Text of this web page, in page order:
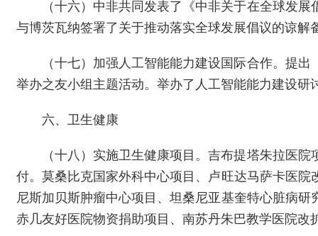
（十六）中非共同发表了《中非关于在全球发
与博茨瓦纳签署了关于推动落实全球发展倡议的谅
（十七）加强人工智能能力建设国际合作。提
举办之友小组主题活动。举办了人工智能能力建设
六、卫生健康
（十八）实施卫生健康项目。吉布提塔朱拉医
付。莫桑比克国家外科中心项目、卢旺达马萨卡医
尼斯加贝斯肿瘤中心项目、坦桑尼亚基奎特心脏病
赤几友好医院物资捐助项目、南苏丹朱巴教学医院